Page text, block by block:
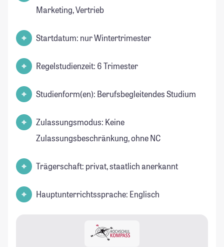
Marketing, Vertrieb
Startdatum: nur Wintertrimester
Regelstudienzeit: 6 Trimester
Studienform(en): Berufsbegleitendes Studium
Zulassungsmodus: Keine
Zulassungsbeschränkung, ohne NC
Trägerschaft: privat, staatlich anerkannt
Hauptunterrichtssprache: Englisch